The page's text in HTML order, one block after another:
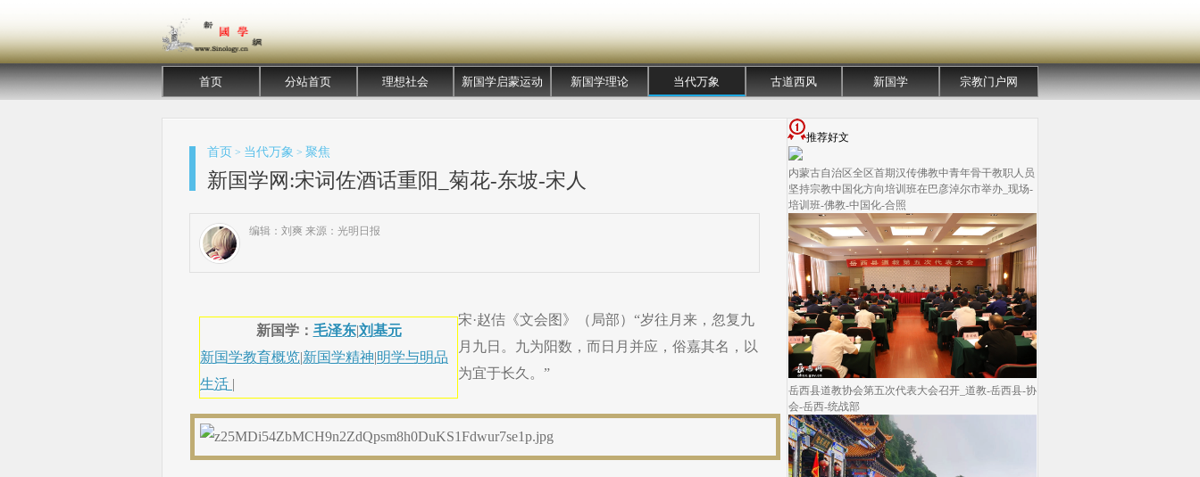
首页 分站首页 理想社会 新国学启蒙运动 新国学理论 当代万象 古道西风 新国学 宗教门户网
首页 > 当代万象 > 聚焦
新国学网:宋词佐酒话重阳_菊花-东坡-宋人
编辑：刘爽 来源：光明日报
新国学： 毛泽东|刘基元
新国学教育概览|新国学精神|明学与明品
生活 |
宋·赵佶《文会图》（局部）“岁往月来，忽复九
月九日。九为阳数，而日月并应，俗嘉其名，以
为宜于长久。”
推荐好文
内蒙古自治区全区首期汉传佛教中青年骨干教职人员
坚持宗教中国化方向培训班在巴彦淖尔市举办_现场-
培训班-佛教-中国化-合照
岳西县道教协会第五次代表大会召开_道教-岳西县-协
会-岳西-统战部